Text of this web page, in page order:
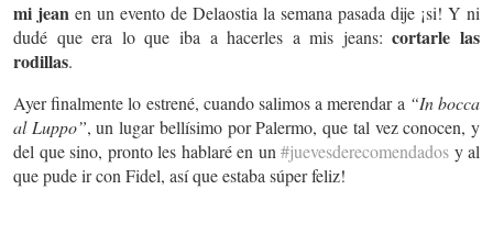
mi jean en un evento de Delaostia la semana pasada dije ¡si! Y ni
dudé que era lo que iba a hacerles a mis jeans:cortarle las
rodillas.
Ayer finalmente lo estrené, cuando salimos a merendar a “In bocca
al Luppo”, un lugar bellísimo por Palermo, que tal vez conocen, y
del que sino, pronto les hablaré en un #juevesderecomendados y al
que pude ir con Fidel, así que estaba súper feliz!